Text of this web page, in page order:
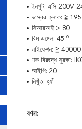
ইনপুট: এসি 200V-
ভাস্বর ফ্লাক: ≧
সিআরআই:> 80
বিম এঙ্গেল: 45 0
লাইফেশন: ≧ 40000
শক বিরুদ্ধে সুরক্ষা:
আইপি: 20
নিখুঁত: হ্যাঁ
বর্ণনা: